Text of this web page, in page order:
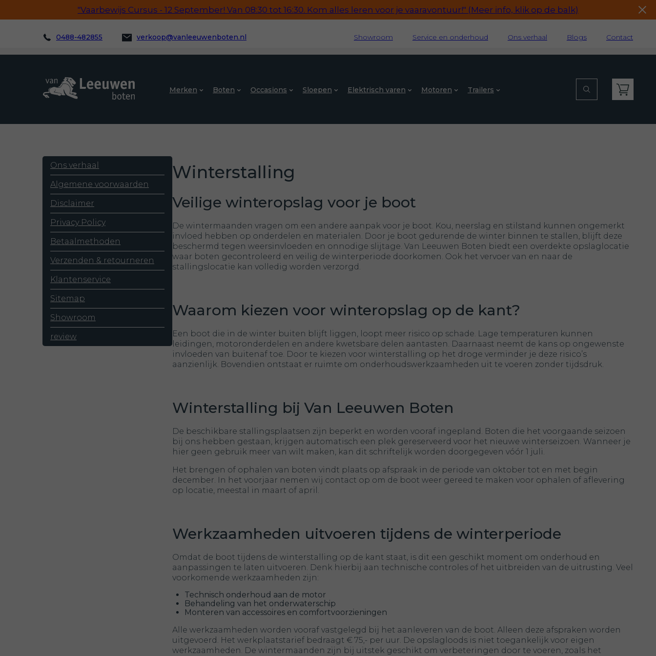
"Vaarbewijs Cursus - 12 September! Van 08:30 tot 16:30. Kom alles leren voor je vaaravontuur!" (Meer info, klik op de balk)
0488-482855 verkoop@vanleeuwenboten.nl Showroom Service en onderhoud Ons verhaal Blogs Contact
Merken Boten Occasions Sloepen Elektrisch varen Motoren Trailers
Ons verhaal
Algemene voorwaarden
Disclaimer
Privacy Policy
Betaalmethoden
Verzenden & retourneren
Klantenservice
Sitemap
Showroom
review
Winterstalling
Veilige winteropslag voor je boot
De wintermaanden vragen om een andere aanpak voor je boot. Kou, neerslag en stilstand kunnen ongemerkt
invloed hebben op onderdelen en materialen. Door je boot gedurende de winter binnen te stallen, blijft deze
beschermd tegen weersinvloeden en onnodige slijtage. Van Leeuwen Boten biedt een overdekte opslaglocatie
waar boten gecontroleerd en veilig de winterperiode doorkomen. Ook het vervoer van en naar de
stallingslocatie kan volledig worden verzorgd.
Waarom kiezen voor winteropslag op de kant?
Een boot die in de winter buiten blijft liggen, loopt meer risico op schade. Lage temperaturen kunnen
leidingen, motoronderdelen en andere kwetsbare delen aantasten. Daarnaast neemt de kans op ongewenste
invloeden van buitenaf toe. Door te kiezen voor winterstalling op het droge verminder je deze risico’s
aanzienlijk. Bovendien ontstaat er ruimte om onderhoudswerkzaamheden uit te voeren zonder tijdsdruk.
Winterstalling bij Van Leeuwen Boten
De beschikbare stallingsplaatsen zijn beperkt en worden vooraf ingepland. Boten die het voorgaande seizoen
bij ons hebben gestaan, krijgen automatisch een plek gereserveerd voor het nieuwe winterseizoen. Wanneer je
hier geen gebruik meer van wilt maken, kan dit schriftelijk worden doorgegeven vóór 1 juli.
Het brengen of ophalen van boten vindt plaats op afspraak in de periode van oktober tot en met begin
december. In het voorjaar nemen wij contact op om de boot weer gereed te maken voor ophalen of aflevering
op locatie, meestal in maart of april.
Werkzaamheden uitvoeren tijdens de winterperiode
Omdat de boot tijdens de winterstalling op de kant staat, is dit een geschikt moment om onderhoud en
aanpassingen te laten uitvoeren. Denk hierbij aan technische controles of het uitbreiden van de uitrusting. Veel
voorkomende werkzaamheden zijn:
Technisch onderhoud aan de motor
Behandeling van het onderwaterschip
Monteren van accessoires en comfortvoorzieningen
Alle werkzaamheden worden vooraf vastgelegd bij het aanleveren van de boot. Alleen deze afspraken worden
uitgevoerd. Het werkplaatstarief bedraagt € 75,- per uur. De opslagloods is niet toegankelijk voor eigen
werkzaamheden. De wintermaanden zijn bij uitstek geschikt om verbeteringen door te voeren, zoals het